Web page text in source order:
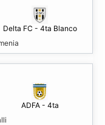
Delta FC - 4ta Blanco
ADFA - 4ta